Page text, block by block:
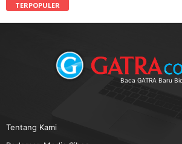
TERPOPULER
Baca GATRA Baru
Tentang Kami